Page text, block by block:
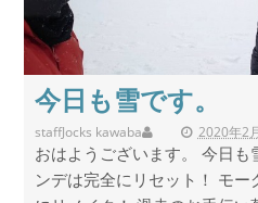
今日も雪です。
staff 2020年2
Jocks kawaba
おはようございます。 今日も
ンデは完全にリセット！ モ